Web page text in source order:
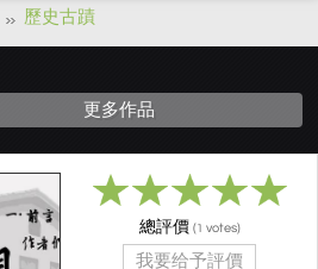
歷史古蹟
更多作品
總評價 (1 votes)
我要给予評價